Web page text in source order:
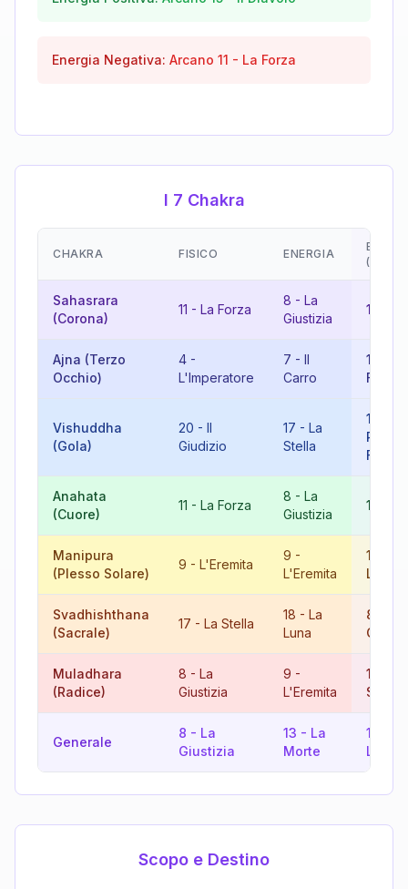
Energia Negativa: Arcano 11 - La Forza
I 7 Chakra
CHAKRA FISICO ENERGIA
Sahasrara
(Corona)
11 - La Forza
8 - La
Giustizia
19
Ajna (Terzo
Occhio)
4 -
L'Imperatore
7 - Il
Carro
11
Forza
Vishuddha
(Gola)
20 - Il
Giudizio
17 - La
Stella
10
Anahata
(Cuore)
11 - La Forza
8 - La
Giustizia
19
Manipura
(Plesso Solare)
9 - L'Eremita
9 -
L'Eremita
18
Luna
Svadhishthana
(Sacrale)
17 - La Stella
18 - La
Luna
8
Muladhara
(Radice)
8 - La
Giustizia
9 -
L'Eremita
17
Stella
Generale
8 - La
Giustizia
13 - La
Morte
12
Scopo e Destino